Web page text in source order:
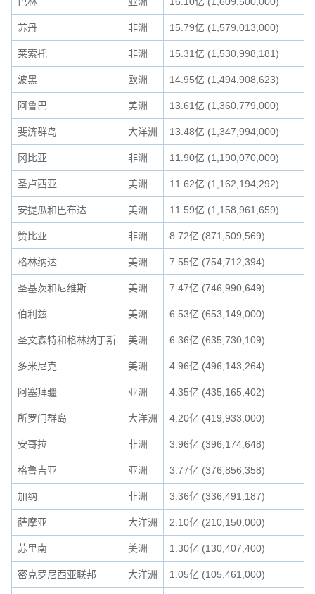
苏丹 非洲 15.79亿 (1,579,013,000)
莱索托 非洲 15.31亿 (1,530,998,181)
波黑 欧洲 14.95亿 (1,494,908,623)
阿鲁巴 美洲 13.61亿 (1,360,779,000)
斐济群岛 大洋洲 13.48亿 (1,347,994,000)
冈比亚 非洲 11.90亿 (1,190,070,000)
圣卢西亚 美洲 11.62亿 (1,162,194,292)
安提瓜和巴布达 美洲 11.59亿 (1,158,961,659)
赞比亚 非洲 8.72亿 (871,509,569)
格林纳达 美洲 7.55亿 (754,712,394)
圣基茨和尼维斯 美洲 7.47亿 (746,990,649)
伯利兹 美洲 6.53亿 (653,149,000)
圣文森特和格林纳丁斯 美洲 6.36亿 (635,730,109)
多米尼克 美洲 4.96亿 (496,143,264)
阿塞拜疆 亚洲 4.35亿 (435,165,402)
所罗门群岛 大洋洲 4.20亿 (419,933,000)
安哥拉 非洲 3.96亿 (396,174,648)
格鲁吉亚 亚洲 3.77亿 (376,856,358)
加纳 非洲 3.36亿 (336,491,187)
萨摩亚 大洋洲 2.10亿 (210,150,000)
苏里南 美洲 1.30亿 (130,407,400)
密克罗尼西亚联邦 大洋洲 1.05亿 (105,461,000)